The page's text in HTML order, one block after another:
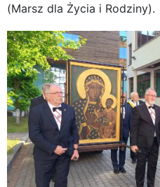
(Marsz dla Życia i Rodziny).